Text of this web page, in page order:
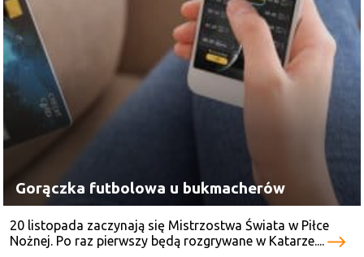
Gorączka futbolowa u bukmacherów
20 listopada zaczynają się Mistrzostwa Świata w Piłce
Nożnej. Po raz pierwszy będą rozgrywane w Katarze....